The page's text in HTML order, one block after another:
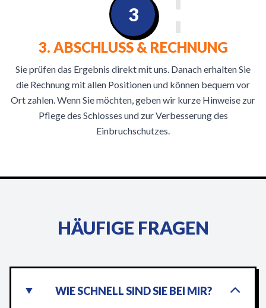
3. ABSCHLUSS & RECHNUNG
Sie prüfen das Ergebnis direkt mit uns. Danach erhalten Sie
die Rechnung mit allen Positionen und können bequem vor
Ort zahlen. Wenn Sie möchten, geben wir kurze Hinweise zur
Pflege des Schlosses und zur Verbesserung des
Einbruchschutzes.
3
HÄUFIGE FRAGEN
WIE SCHNELL SIND SIE BEI MIR?